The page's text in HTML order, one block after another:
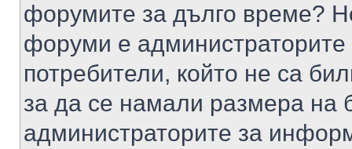
форумите за дълго време?
форуми е администраторите
потребители, който не са
за да се намали размера на
администраторите за